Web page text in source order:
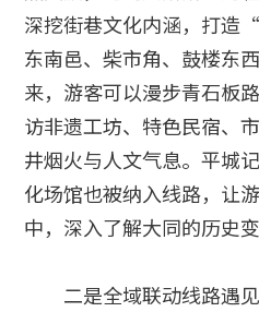
深挖街巷文化内涵，打
东南邑、柴市角、鼓楼东
来，游客可以漫步青石板
访非遗工坊、特色民宿、
井烟火与人文气息。平城
化场馆也被纳入线路，让
中，深入了解大同的历史
二是全域联动线路遇见